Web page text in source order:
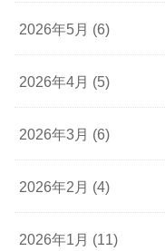
2026年5月 (6)
2026年4月 (5)
2026年3月 (6)
2026年2月 (4)
2026年1月 (11)